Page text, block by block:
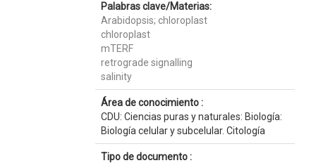
Palabras clave/Materias:
Arabidopsis; chloroplast
chloroplast
mTERF
retrograde signalling
salinity
Área de conocimiento :
CDU: Ciencias puras y naturales: Biología:
Biología celular y subcelular. Citología
Tipo de documento :